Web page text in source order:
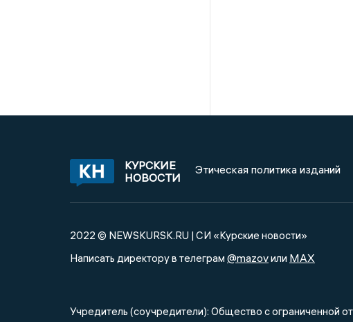
КУРСКИЕ
НОВОСТИ
Этическая политика изданий
2022 © NEWSKURSK.RU | СИ «Курские новости»
Написать директору в телеграм @mazovили MAX
Учредитель (соучредители): Общество с